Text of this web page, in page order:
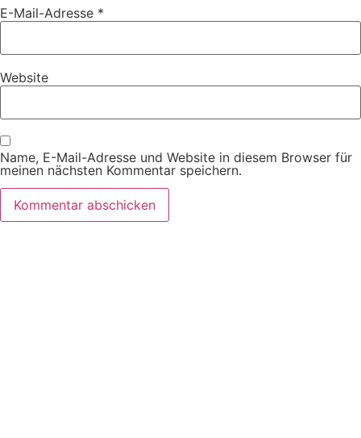
E-Mail-Adresse *
Website
Name, E-Mail-Adresse und Website in diesem Browser für
meinen nächsten Kommentar speichern.